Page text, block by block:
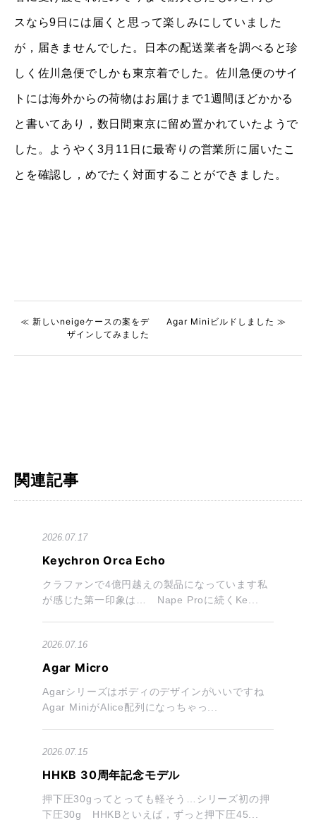
スなら9日には届くと思って楽しみにしていました
が，届きませんでした。日本の配送業者を調べると珍
しく佐川急便でしかも東京着でした。佐川急便のサイ
トには海外からの荷物はお届けまで1週間ほどかかる
と書いてあり，数日間東京に留め置かれていたようで
した。ようやく3月11日に最寄りの営業所に届いたこ
とを確認し，めでたく対面することができました。
≪ 新しいneigeケースの案をデ
ザインしてみました
Agar Miniビルドしました ≫
関連記事
2026.07.17
Keychron Orca Echo
クラファンで4億円越えの製品になっています私
が感じた第一印象は… Nape Proに続くKe...
2026.07.16
Agar Micro
Agarシリーズはボディのデザインがいいですね
Agar MiniがAlice配列になっちゃっ...
2026.07.15
HHKB 30周年記念モデル
押下圧30gってとっても軽そう…シリーズ初の押
下圧30g HHKBといえば，ずっと押下圧45...